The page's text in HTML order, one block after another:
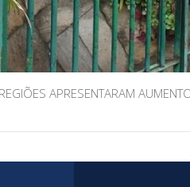
APRESENTARAM